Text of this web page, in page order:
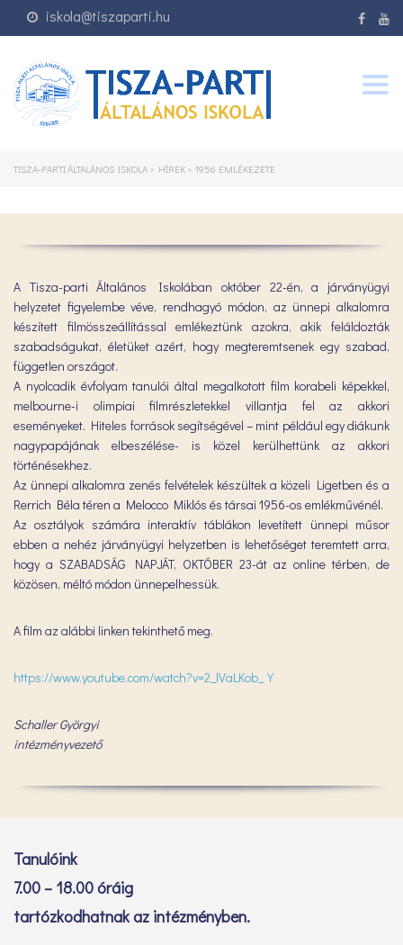
iskola@tiszaparti.hu
TISZA-PARTI ÁLTALÁNOS ISKOLA > HÍREK > 1956 EMLÉKEZETE
A Tisza-parti Általános Iskolában október 22-én, a járványügyi
helyzetet figyelembe véve, rendhagyó módon, az ünnepi alkalomra
készített filmösszeállítással emlékeztünk azokra, akik feláldozták
szabadságukat, életüket azért, hogy megteremtsenek egy szabad,
független országot.
A nyolcadik évfolyam tanulói által megalkotott film korabeli képekkel,
melbourne-i olimpiai filmrészletekkel villantja fel az akkori
eseményeket. Hiteles források segítségével – mint például egy diákunk
nagypapájának elbeszélése- is közel kerülhettünk az akkori
történésekhez.
Az ünnepi alkalomra zenés felvételek készültek a közeli Ligetben és a
Rerrich Béla téren a Melocco Miklós és társai 1956-os emlékművénél.
Az osztályok számára interaktív táblákon levetített ünnepi műsor
ebben a nehéz járványügyi helyzetben is lehetőséget teremtett arra,
hogy a SZABADSÁG NAPJÁT, OKTÓBER 23-át az online térben, de
közösen, méltó módon ünnepelhessük.
A film az alábbi linken tekinthető meg.
https://www.youtube.com/watch?v=2_lVaLKob_Y
Schaller Györgyi
intézményvezető
Tanulóink
7.00 – 18.00 óráig
tartózkodhatnak az intézményben.